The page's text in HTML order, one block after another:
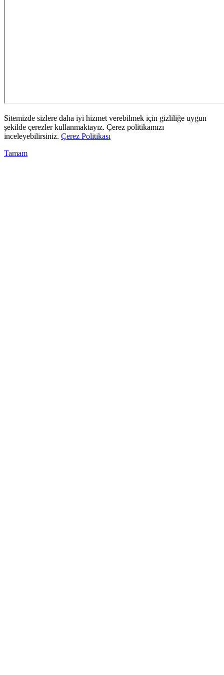
Sitemizde sizlere daha iyi hizmet verebilmek için gizliliğe uygun
şekilde çerezler kullanmaktayız. Çerez politikamızı
inceleyebilirsiniz. Çerez Politikası
Tamam